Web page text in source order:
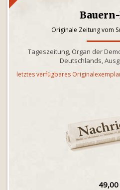
Originale Zeitung vom
Tageszeitung, Organ der
Deutschlands,
letztes verfügbares
49,00